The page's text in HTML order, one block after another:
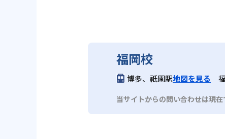
福岡校
博多、祇園駅地図を見る
当サイトからの問い合わせは現